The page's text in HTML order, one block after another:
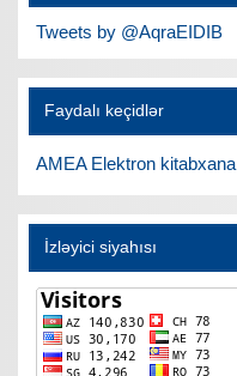
Tweets by @AqraEIDIB
Faydalı keçidlər
AMEA Elektron kitabxana
İzləyici siyahısı